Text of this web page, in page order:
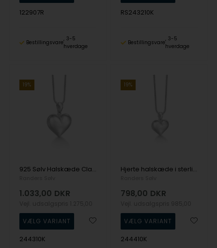
122907R
Bestillingsvare
3-5
hverdage
RS243210K
Bestillingsvare
3-5
hverdage
19%
925 Sølv Halskæde Classic med Blank overflade fra Randers Sølv
1.033,00 DKR
244310K
19%
Hjerte halskæde i sterling sølv fra Randers sølv, kæder i længderne 42-45-50 cm
798,00 DKR
244410K